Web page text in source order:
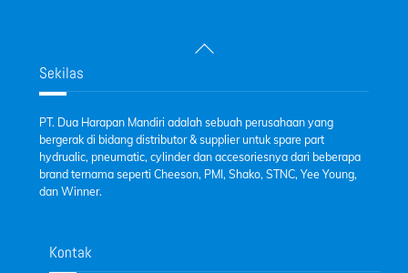
Back
To
Sekilas
PT. Dua Harapan Mandiri adalah sebuah perusahaan yang
bergerak di bidang distributor & supplier untuk spare part
hydrualic, pneumatic, cylinder dan accesoriesnya dari beberapa
brand ternama seperti Cheeson, PMI, Shako, STNC, Yee Young,
dan Winner.
Kontak